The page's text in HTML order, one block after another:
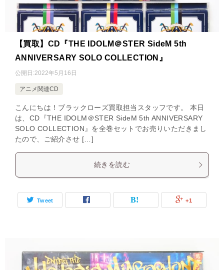
【買取】CD『THE IDOLM＠STER SideM 5th
ANNIVERSARY SOLO COLLECTION』
公開日:2022年5月16日
アニメ関連CD
こんにちは！ブラックローズ買取担当スタッフです。 本日
は、CD『THE IDOLM＠STER SideM 5th ANNIVERSARY
SOLO COLLECTION』を全巻セットでお売りいただきまし
たので、ご紹介させ […]
続きを読む
Tweet +1